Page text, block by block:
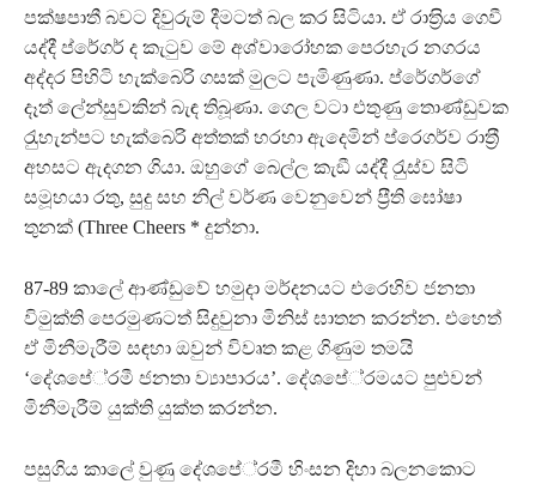
පක්ෂපාතී බවට දිවුරුම් දීමටත් බල කර සිටියා. ඒ රාත‍්‍රිය ගෙවී
යද්දී ප්රේගර් ද කැටුව මේ අශ්වාරෝහක පෙරහැර නගරය
අද්දර පිහිටි හැක්බෙරි ගසක් මුලට පැමිණුණා. ප්රේගර්ගේ
දෑත් ලේන්සුවකින් බැඳ තිබූණා. ගෙල වටා එතුණු තොණ්ඩුවක
රැුහැන්පට හැක්බෙරි අත්තක් හරහා ඇදෙමින් ප්රෙගර්ව රාත‍්‍රී
අහසට ඇදගන ගියා. ඔහුගේ බෙල්ල කැඞී යද්දී රැුස්ව සිටි
සමූහයා රතු, සුදු සහ නිල් වර්ණ වෙනුවෙන් ප‍්‍රීති ඝෝෂා
තුනක් (Three Cheers * දුන්නා.
87-89 කාලේ ආණ්ඩුවේ හමුදා මර්දනයට එරෙහිව ජනතා
විමුක්ති පෙරමුණටත් සිදුවුනා මිනිස් ඝාතන කරන්න. එහෙත්
ඒ මිනීමැරීම් සඳහා ඔවුන් විවෘත කළ ගිණුම තමයි
‘දේශපේ‍්‍රමී ජනතා ව්‍යාපාරය’. දේශපේ‍්‍රමයට පුළුවන්
මිනීමැරීම් යුක්ති යුක්ත කරන්න.
පසුගිය කාලේ වුණු දේශපේ‍්‍රමී හිංසන දිහා බලනකොට